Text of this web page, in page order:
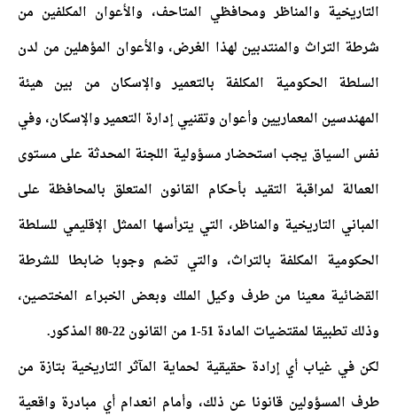
التاريخية والمناظر ومحافظي المتاحف، والأعوان المكلفين من
شرطة التراث والمنتدبين لهذا الغرض، والأعوان المؤهلين من لدن
السلطة الحكومية المكلفة بالتعمير والإسكان من بين هيئة
المهندسين المعماريين وأعوان وتقنيي إدارة التعمير والإسكان، وفي
نفس السياق يجب استحضار مسؤولية اللجنة المحدثة على مستوى
العمالة لمراقبة التقيد بأحكام القانون المتعلق بالمحافظة على
المباني التاريخية والمناظر، التي يترأسها الممثل الإقليمي للسلطة
الحكومية المكلفة بالتراث، والتي تضم وجوبا ضابطا للشرطة
القضائية معينا من طرف وكيل الملك وبعض الخبراء المختصين،
وذلك تطبيقا لمقتضيات المادة 51-1 من القانون 22-80 المذكور.
لكن في غياب أي إرادة حقيقية لحماية المآثر التاريخية بتازة من
طرف المسؤولين قانونا عن ذلك، وأمام انعدام أي مبادرة واقعية